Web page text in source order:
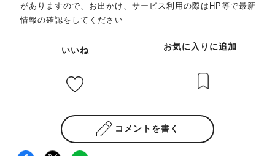
がありますので、お出かけ、サービス利用の際はHP等で最新
情報の確認をしてください
いいね お気に入りに追加
コメントを書く